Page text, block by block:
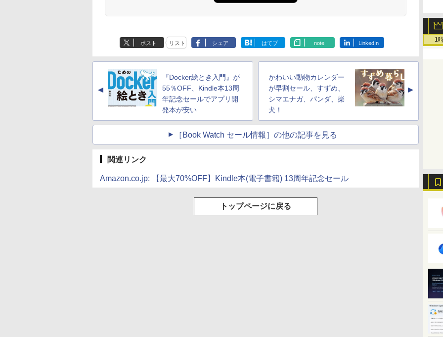
1
ポスト リスト シェア はてブ note LinkedIn
▲
『Docker絵とき入門』が
55％OFF、Kindle本13周
年記念セールでアプリ開
発本が安い
かわいい動物カレンダー
が早割セール、すずめ、
シマエナガ、パンダ、柴
犬！
▲
［Book Watch セール情報］の他の記事を見る
関連リンク
Amazon.co.jp: 【最大70%OFF】Kindle本(電子書籍) 13周年記念セール
トップページに戻る